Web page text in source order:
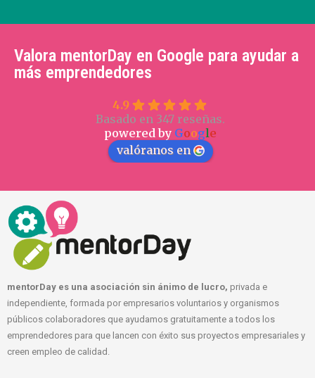
Valora mentorDay en Google para ayudar a
más emprendedores
4.9
Basado en 347 reseñas.
powered by Google
valóranos en
mentorDay es una asociación sin ánimo de lucro, privada e
independiente, formada por empresarios voluntarios y organismos
públicos colaboradores que ayudamos gratuitamente a todos los
emprendedores para que lancen con éxito sus proyectos empresariales y
creen empleo de calidad.